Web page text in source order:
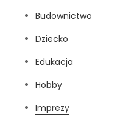
Budownictwo
Dziecko
Edukacja
Hobby
Imprezy